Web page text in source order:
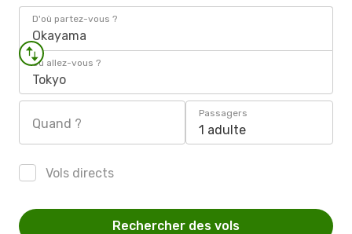
D'où partez-vous ?
Okayama
Où allez-vous ?
Tokyo
Quand ?
Passagers
1 adulte
Vols directs
Rechercher des vols